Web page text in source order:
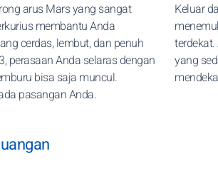
arus Mars yang sangat
membantu Anda
cerdas, lembut, dan penuh
perasaan Anda selaras dengan
bisa saja muncul.
pasangan Anda.
Keluar
yang